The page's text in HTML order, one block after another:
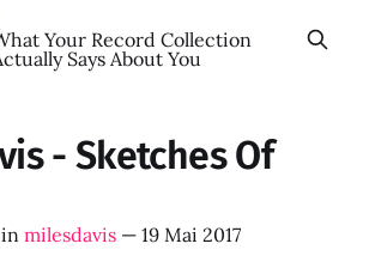
Your Record Collection
Says About You
- Sketches Of
in milesdavis — 19 Mai 2017